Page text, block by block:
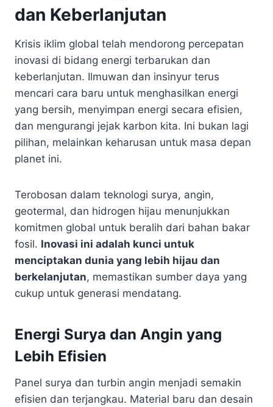
dan Keberlanjutan
Krisis iklim global telah mendorong percepatan
inovasi di bidang energi terbarukan dan
keberlanjutan. Ilmuwan dan insinyur terus
mencari cara baru untuk menghasilkan energi
yang bersih, menyimpan energi secara efisien,
dan mengurangi jejak karbon kita. Ini bukan lagi
pilihan, melainkan keharusan untuk masa depan
planet ini.
Terobosan dalam teknologi surya, angin,
geotermal, dan hidrogen hijau menunjukkan
komitmen global untuk beralih dari bahan bakar
fosil. Inovasi ini adalah kunci untuk
menciptakan dunia yang lebih hijau dan
berkelanjutan, memastikan sumber daya yang
cukup untuk generasi mendatang.
Energi Surya dan Angin yang
Lebih Efisien
Panel surya dan turbin angin menjadi semakin
efisien dan terjangkau. Material baru dan desain